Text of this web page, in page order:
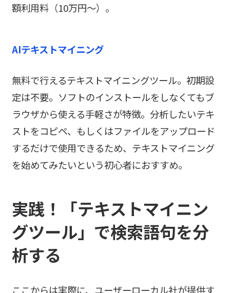
額利用料（10万円～）。
AIテキストマイニング
無料で行えるテキストマイニングツール。初期設
定は不要。ソフトのインストールをしなくてもブ
ラウザから使える手軽さが特徴。分析したいテキ
ストをコピペ、もしくはファイルをアップロード
するだけで使用できるため、テキストマイニング
を始めてみたいという初心者におすすめ。
実践！「テキストマイニン
グツール」で検索語句を分
析する
ここからは実際に、ユーザーローカル社が提供す